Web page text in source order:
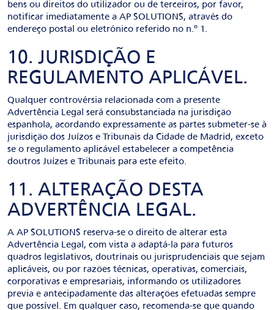
bens ou direitos do utilizador ou de terceiros, por favor,
notificar imediatamente a AP SOLUTIONS, através do
endereço postal ou eletrónico referido no n.º 1.
10. JURISDIÇÃO E
REGULAMENTO APLICÁVEL.
Qualquer controvérsia relacionada com a presente
Advertência Legal será consubstanciada na jurisdição
espanhola, acordando expressamente as partes submeter-se à
jurisdição dos Juízos e Tribunais da Cidade de Madrid, exceto
se o regulamento aplicável estabelecer a competência
doutros Juízes e Tribunais para este efeito.
11. ALTERAÇÃO DESTA
ADVERTÊNCIA LEGAL.
A AP SOLUTIONS reserva-se o direito de alterar esta
Advertência Legal, com vista a adaptá-la para futuros
quadros legislativos, doutrinais ou jurisprudenciais que sejam
aplicáveis, ou por razões técnicas, operativas, comerciais,
corporativas e empresariais, informando os utilizadores
previa e antecipadamente das alterações efetuadas sempre
que possível. Em qualquer caso, recomenda-se que quando